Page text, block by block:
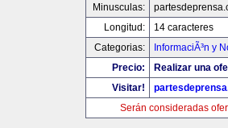
Minusculas:
Longitud:
14 caracteres
Categorias:
InformaciÃ³n y
Precio:
Realizar una
Visitar!
Serán consideradas